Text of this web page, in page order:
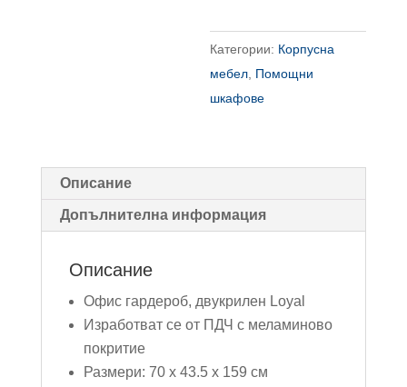
Loyal
70x43.5x159
Категории: Корпусна
мебел Помощни
шкафове
Описание
Допълнителна информация
Описание
Офис гардероб, двукрилен Loyal
Изработват се от ПДЧ с меламиново
покритие
Размери: 70 x 43.5 x 159 см